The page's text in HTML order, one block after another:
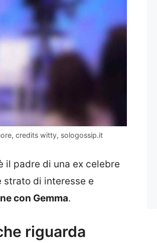
credits witty, sologossip.it
il padre di una ex celebre
di interesse e
con Gemma.
riguarda